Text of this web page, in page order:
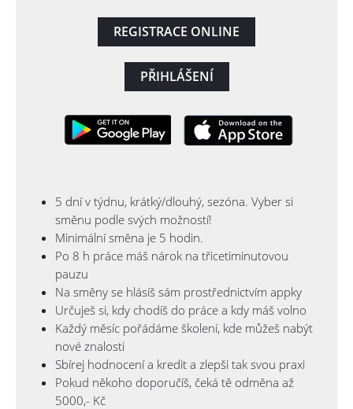
REGISTRACE ONLINE
PŘIHLÁŠENÍ
5 dní v týdnu, krátký/dlouhý, sezóna. Vyber si
směnu podle svých možností!
Minimální směna je 5 hodin.
Po 8 h práce máš nárok na třicetiminutovou
pauzu
Na směny se hlásíš sám prostřednictvím appky
Určuješ si, kdy chodíš do práce a kdy máš volno
Každý měsíc pořádáme školení, kde můžeš nabýt
nové znalosti
Sbírej hodnocení a kredit a zlepši tak svou praxi
Pokud někoho doporučíš, čeká tě odměna až
5000,- Kč